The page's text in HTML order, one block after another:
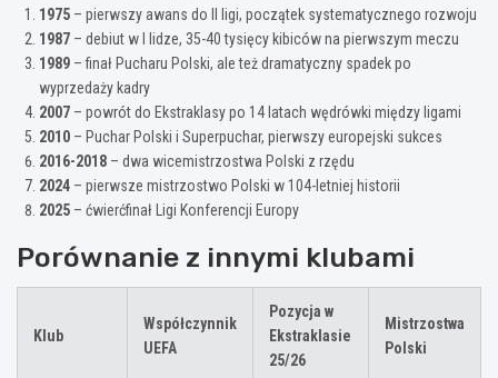
1975 – pierwszy awans do II ligi, początek systematycznego rozwoju
1987 – debiut w I lidze, 35-40 tysięcy kibiców na pierwszym meczu
1989 – finał Pucharu Polski, ale też dramatyczny spadek po
wyprzedaży kadry
2007 – powrót do Ekstraklasy po 14 latach wędrówki między ligami
2010 – Puchar Polski i Superpuchar, pierwszy europejski sukces
2016-2018 – dwa wicemistrzostwa Polski z rzędu
2024 – pierwsze mistrzostwo Polski w 104-letniej historii
2025 – ćwierćfinał Ligi Konferencji Europy
Porównanie z innymi klubami
Klub
Współczynnik
UEFA
Pozycja w
Ekstraklasie
25/26
Mistrzostwa
Polski